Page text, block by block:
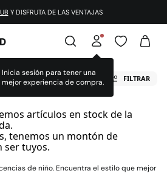
Y DISFRUTA DE LAS VENTAJAS
Inicia sesión para tener una
mejor experiencia de compra.
FILTRAR
artículos en stock de la
tenemos un montón de
ser tuyos.
de niño. Encuentra el estilo que mejor